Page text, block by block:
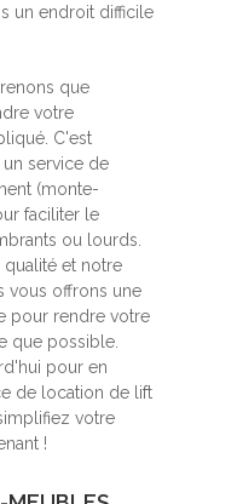
un endroit difficile
que
votre
C'est
service de
(monte-
faciliter le
ou lourds.
et notre
vous offrons une
pour rendre votre
que possible.
pour en
de location de lift
votre
!